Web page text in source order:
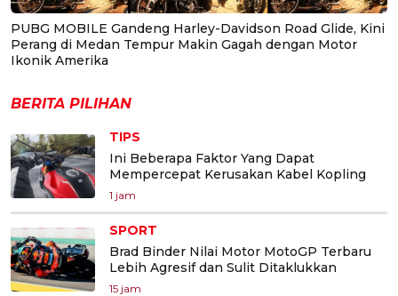
PUBG MOBILE Gandeng Harley-Davidson Road Glide, Kini
Perang di Medan Tempur Makin Gagah dengan Motor
Ikonik Amerika
BERITA PILIHAN
TIPS
Ini Beberapa Faktor Yang Dapat
Mempercepat Kerusakan Kabel Kopling
1 jam
SPORT
Brad Binder Nilai Motor MotoGP Terbaru
Lebih Agresif dan Sulit Ditaklukkan
15 jam